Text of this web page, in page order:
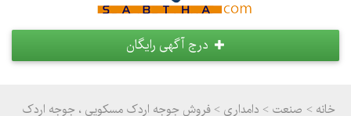
درج آگهی رایگان
خانه > صنعت > دامداری > فروش جوجه اردک مسکویی ، جوجه اردک